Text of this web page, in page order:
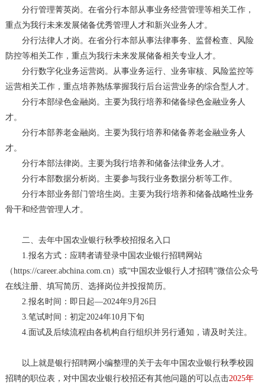
分行管理菁英岗。在省分行本部从事业务经营管理等相关工作，
重点为我行未来发展储备优秀管理人才和新兴业务人才。
分行法律人才岗。在省分行本部从事法律事务、监督检查、风险
防控等相关工作，重点为我行未来发展储备相关专业人才。
分行数字化业务运营岗。从事业务运行、业务审核、风险监控等
运营相关工作，重点培养熟练掌握我行后台运营业务的综合型人才。
分行本部绿色金融岗。主要为我行培养和储备绿色金融业务人
才。
分行本部养老金融岗。主要为我行培养和储备养老金融业务人
才。
分行本部法律岗。主要为我行培养和储备法律业务人才。
分行本部数据分析岗。主要参与我行业务数据分析等工作。
分行本部业务部门管培生岗。主要为我行培养和储备战略性业务
骨干和经营管理人才。
二、去年中国农业银行秋季校招报名入口
1.报名方式：应聘者请登录中国农业银行招聘网站
（https://career.abchina.com.cn）或“中国农业银行人才招聘”微信公众号
在线注册、填写简历、选择岗位并投报简历。
2.报名时间：即日起—2024年9月26日
3.笔试时间：初定2024年10月下旬
4.面试及后续流程由各机构自行组织并另行通知，请及时关注。
以上就是银行招聘网小编整理的关于去年中国农业银行秋季校园
招聘的职位表，对中国农业银行校招还有其他问题的可以点击2025年